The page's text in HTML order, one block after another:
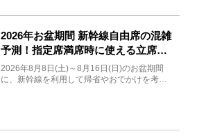
2026年お盆期間 新幹線自由席の混雑
予測！指定席満席時に使える立席特
急券も解説
2026年8月8日(土)～8月16日(日)のお盆期間
に、新幹線を利用して帰省やおでかけを考え